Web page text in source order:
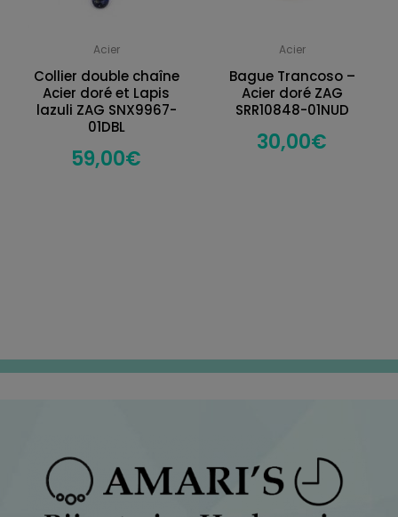
Acier
Collier double chaîne
Acier doré et Lapis
lazuli ZAG SNX9967-
01DBL
59,00€
Acier
Bague Trancoso –
Acier doré ZAG
SRR10848-01NUD
30,00€